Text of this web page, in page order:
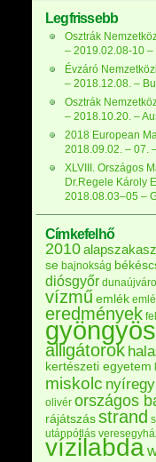
Legfrissebb
Osztrák
– 2019.02.08-10 –
Évzáró
– 2018.12.08. –
Osztrák
– 2018.10.20. –
2018 European
2018.09.02. – 07.
XLVIII. Országos
Dr.Regele Károly
2018.08.03–05 –
Címkefelhő
2010alapszakasz
se bajnokság
diósgyőr
vízműemlék
eredmények
gyöngyös
alligátorok
kertészeti egyetem
miskolc
olivér országos
rájátszás strand
utánpótlás
vízilabda